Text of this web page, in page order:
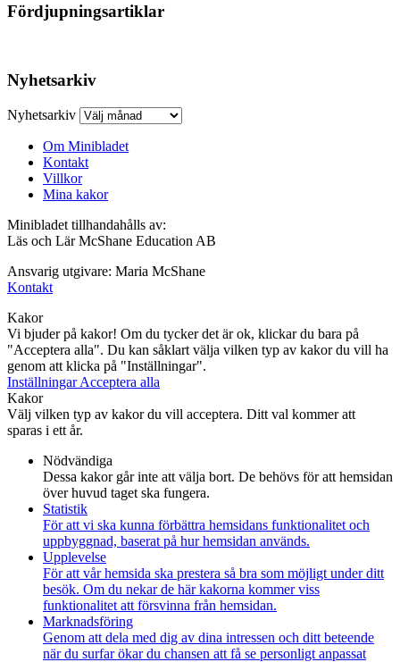
Fördjupningsartiklar
Nyhetsarkiv
Nyhetsarkiv
Om Minibladet
Kontakt
Villkor
Mina kakor
Minibladet tillhandahålls av:
Läs och Lär McShane Education AB
Ansvarig utgivare: Maria McShane
Kontakt
Kakor
Vi bjuder på kakor! Om du tycker det är ok, klickar du bara på
"Acceptera alla". Du kan såklart välja vilken typ av kakor du vill ha
genom att klicka på "Inställningar".
InställningarAcceptera alla
Kakor
Välj vilken typ av kakor du vill acceptera. Ditt val kommer att
sparas i ett år.
Nödvändiga
Dessa kakor går inte att välja bort. De behövs för att hemsidan
över huvud taget ska fungera.
Statistik
För att vi ska kunna förbättra hemsidans funktionalitet och
uppbyggnad, baserat på hur hemsidan används.
Upplevelse
För att vår hemsida ska prestera så bra som möjligt under ditt
besök. Om du nekar de här kakorna kommer viss
funktionalitet att försvinna från hemsidan.
Marknadsföring
Genom att dela med dig av dina intressen och ditt beteende
när du surfar ökar du chansen att få se personligt anpassat